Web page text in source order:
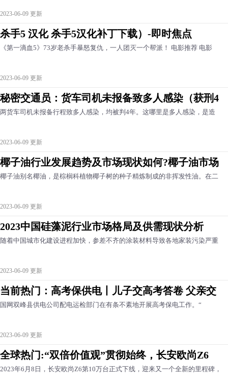
2023-06-09 更新
杀手5 汉化 杀手5汉化补丁下载）-即时焦点
《第一滴血5》73岁老杀手暴怒复仇，一人团灭一个帮派！ 电影推荐 电影
2023-06-09 更新
秘密交通员：货车司机未报备致多人感染（获刑4
两货车司机未报备行程致多人感染，均被判4年。这哪里是多人感染，是造
2023-06-09 更新
椰子油行业发展趋势及市场现状如何?椰子油市场
椰子油别名椰油，是棕榈科植物椰子树的种子精炼制成的非挥发性油。在二
2023-06-09 更新
2023中国硅藻泥行业市场格局及供需现状分析
随着中国城市化建设进程加快，参差不齐的涂装材料导致各地家装污染严重
2023-06-09 更新
当前热门：高考保供电丨儿子交高考答卷 父亲交
国网双峰县供电公司配电运检部门在有条不紊地开展高考保电工作。“
2023-06-09 更新
全球热门:“双倍价值观”贯彻始终，长安欧尚Z6
2023年6月8日，长安欧尚Z6第10万台正式下线，迎来又一个全新的里程碑，